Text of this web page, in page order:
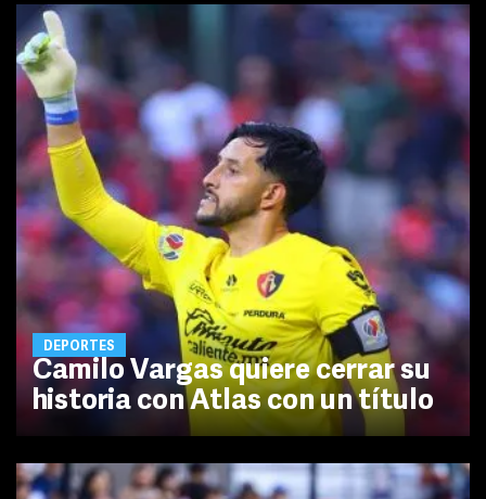
DEPORTES
Camilo Vargas quiere cerrar su
historia con Atlas con un título